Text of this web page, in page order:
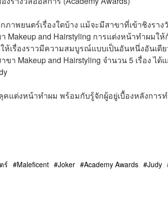
ภาพยนตร์เรื่องใดบ้าง แม้จะมีสาขาที่เข้าชิงรา
Makeup and Hairstyling การแต่งหน้าทำผม
เรื่องราวมีความสมบูรณ์แบบเป็นอันหนึ่งอันเดี
า Makeup and Hairstyling จำนวน 5 เรื่อง ได้
แต่งหน้าทำผม พร้อมกับรู้จักผู้อยู่เบื้องหลังการ
ร์ Maleficent Joker Academy Awards Judy